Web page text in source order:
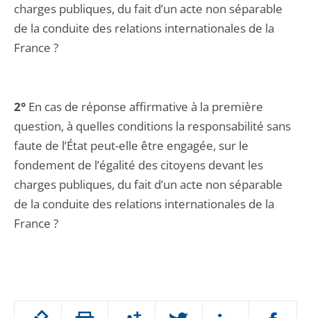
Passer
charges publiques, du fait d’un acte non séparable
de la conduite des relations internationales de la
France ?
2° En cas de réponse affirmative à la première
question, à quelles conditions la responsabilité sans
faute de l’État peut-elle être engagée, sur le
fondement de l’égalité des citoyens devant les
charges publiques, du fait d’un acte non séparable
de la conduite des relations internationales de la
France ?